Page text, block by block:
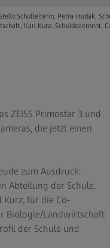
Petra Hudak,
Karl Kurz, Schuldezernent,
ZEISS Primostar 3 und
die jetzt einen
zum Ausdruck:
Abteilung der Schule.
Kurz, für die Co-
Biologie/Landwirtschaft
der Schule und